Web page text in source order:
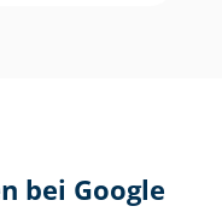
bei Google